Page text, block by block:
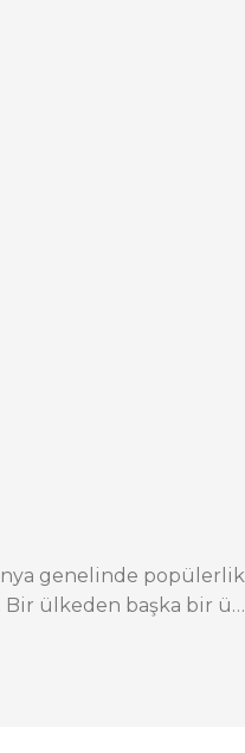
genelinde popülerlik
Bir ülkeden başka bir ü…